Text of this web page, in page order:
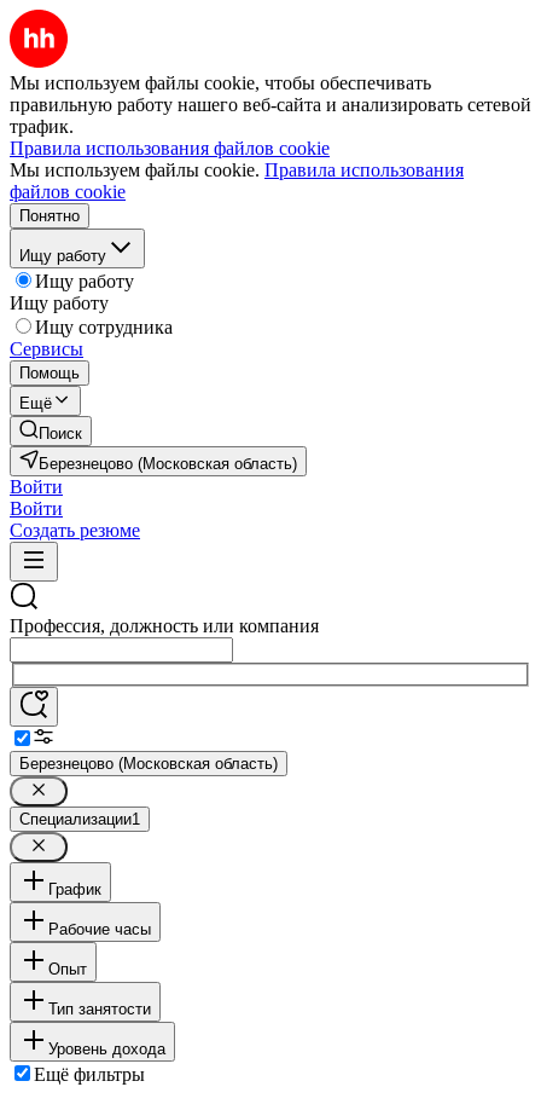
Мы используем файлы cookie, чтобы обеспечивать
правильную работу нашего веб-сайта и анализировать сетевой
трафик.
Правила использования файлов cookie
Мы используем файлы cookie. Правила использования
файлов cookie
Понятно
Ищу работу
Ищу работу
Ищу работу
Ищу сотрудника
Сервисы
Помощь
Ещё
Поиск
Березнецово (Московская область)
Войти
Войти
Создать резюме
Профессия, должность или компания
Березнецово (Московская область)
Специализации1
График
Рабочие часы
Опыт
Тип занятости
Уровень дохода
Ещё фильтры